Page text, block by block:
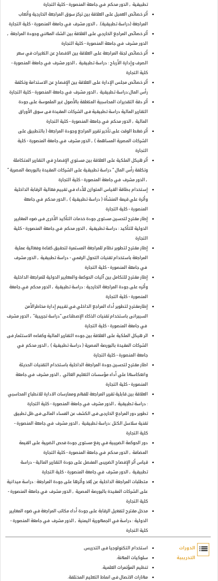
تطبيقية , الدور محكم في جامعة المنصورة - كلية التجارة
أثر خصائص العميل على العلاقة بين تركز سوق المراجعة الخارجية وأتعاب
المراجعة (دراسة تطبيقية). , الدور مشرف في جامعة المنصورة - كلية التجارة
أثر خصائص المراجع الخارجي على العلاقة بين الشك المهني وجودة المراجعة ,
الدور مشرف في جامعة المنصورة - كلية التجارة
أثر خصائص لجنة المراجعة على العلاقة بين الافصاح عن التغيرات في سعر
الصرف وإدارة الأرباح : دراسة تطبيقية , الدور مشرف في جامعة المنصورة -
كلية التجارة
أثر خصائص مجلس الإدارة على العلاقة بين الإفصاح عن الاستدامة وتكلفة
رأس المال:دراسة تطبيقية , الدور مشرف في جامعة المنصورة - كلية التجارة
أثر دقة التقديرات المحاسبية المتعلقة بالأصول غير الملموسة على جودة
التقارير المالية دراسة تطبيقية فى الشركات المقيدة فى سوق الأوراق
المالية , الدور محكم في جامعة المنصورة - كلية التجارة
أثر ضغط الوقت على تأخير تقرير المراجع وجودة المراجعة ( بالتطبيق على
الشركات المصرية المساهمة ) , الدور مشرف في جامعة المنصورة - كلية
التجارة
أثر هيكل الملكية على العلاقة بين مستوي الإفصاح في التقارير المتكاملة
وتكلفة رأس المال ” دراسة تطبيقية على الشركات المقيدة بالبورصة المصرية ”
, الدور مشرف في جامعة المنصورة - كلية التجارة
إستخدام بطاقة القياس المتوازن للأداء في تقييم فعالية الرقابة الداخلية
وأثرة علي قيمة المنشأة ( دراسة تطبيقية ) , الدور محكم في جامعة
المنصورة - كلية التجارة
إطار مقترح لتحسين مستوى جودة خدمات التأكيد الأخرى فى ضوء المعايير
الدولية للتأكيد : دراسة تطبيقية , الدور محكم في جامعة المنصورة - كلية
التجارة
إطار مقترح لتطوير نظام للمراجعة المستمرة لتحقيق كفاءة وفعالية عملية
المراجعة باستخدام تقنيات التحول الرقمي - دراسة تطبيقية , الدور مشرف
في جامعة المنصورة - كلية التجارة
إطار مقترح للتكامل بين آليات الحوكمة والمعايير الدولية للمراجعة الداخلية
وأثره على جودة المراجعة الخارجية : دراسة تطبيقية , الدور محكم في جامعة
المنصورة - كلية التجارة
إطارمقترح لتطوير أداء المراجع الداخلي في تقييم إدارة مخاطرالأمن
السيبرانى باستخدام تقنيات الذكاء الإصطناعى ”دراسة تجريبية” , الدور مشرف
في جامعة المنصورة - كلية التجارة
اثر هيكل الملكية على العلاقة بين جوده التقارير المالية وكفاءه الاستثمار فى
الشركات المقيدة بالبورصة المصرية ( دراسة تطبيقية ) , الدور محكم في
جامعة المنصورة - كلية التجارة
اطار مقترح لتحسين جودة المراجعة الداخلية باستخدام التقنيات الحديثة
وانعكاسها علي أداء مؤسسات التعليم العالي , الدور مشرف في جامعة
المنصورة - كلية التجارة
العلاقة بين قابلية تقرير المراجعة للفهم وممارسات الادارة للانطباع المحاسبي
: دراسة تطبيقية , الدور مشرف في جامعة المنصورة - كلية التجارة
تطوير دور المراجع الخارجى فى الكشف عن الفساد المالى فى ظل تطبيق
تقنية سلاسل الكتل :دراسة تطبيقية , الدور مشرف في جامعة المنصورة -
كلية التجارة
دور الحوكمة الضريبية في رفع مستوى جودة فحص الضريبة على القيمة
المضافة , الدور محكم في جامعة المنصورة - كلية التجارة
قياس أثر الإفصاح الضريبى المفصل على جودة التقارير المالية - دراسة
تطبيقية , الدور مشرف في جامعة المنصورة - كلية التجارة
متطلبات المراجعة الداخلية عن بُعد وأثرها على جودة المراجعة : دراسة ميدانية
على الشركات المقيدة بالبورصة المصرية , الدور مشرف في جامعة المنصورة -
كلية التجارة
مدخل مقترح لتفعيل الرقابة على جودة أداء مكاتب المراجعة في ضوء المعايير
الدولية : دراسة في الجمهورية اليمنية , الدور مشرف في جامعة المنصورة -
كلية التجارة
list
الدورات
التدريبية
استخدام التكنولوجيا فى التدريس.
سلوكيات المهنة.
تنظيم المؤتمرات العلمية.
مهارات الاتصال فى انماط التعليم المختلفة.